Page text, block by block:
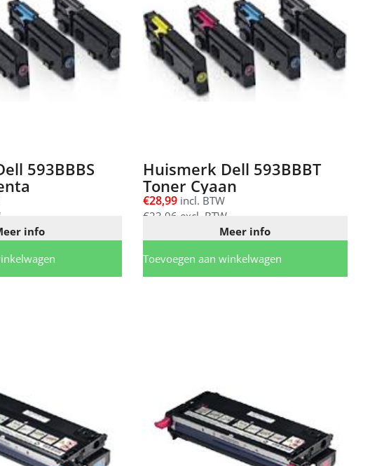
593BBBS
info
Huismerk Dell 593BBBT
Toner Cyaan
€28,99incl. BTW
€23,96 excl. BTW
Meer info
Toevoegen aan winkelwagen